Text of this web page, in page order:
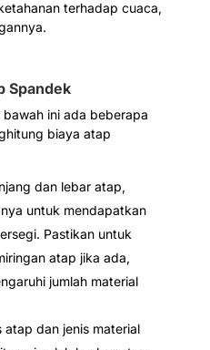
terhadap cuaca,
Spandek
ini ada beberapa
biaya atap
dan lebar atap,
untuk mendapatkan
Pastikan untuk
atap jika ada,
jumlah material
atap dan jenis material